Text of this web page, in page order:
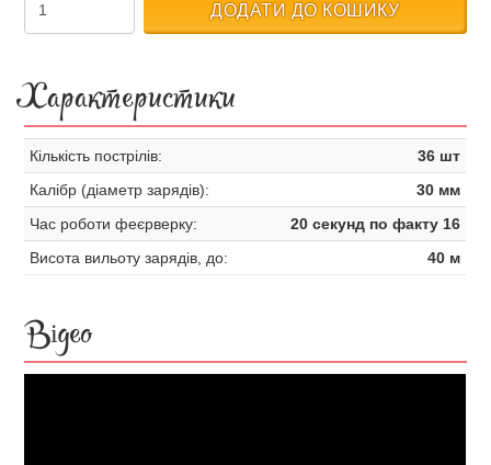
ДОДАТИ ДО КОШИКУ
Характеристики
Кількість пострілів:
36 шт
Калібр (діаметр зарядів):
30 мм
Час роботи феєрверку:
20 секунд по факту 16
Висота вильоту зарядів, до:
40 м
Відео